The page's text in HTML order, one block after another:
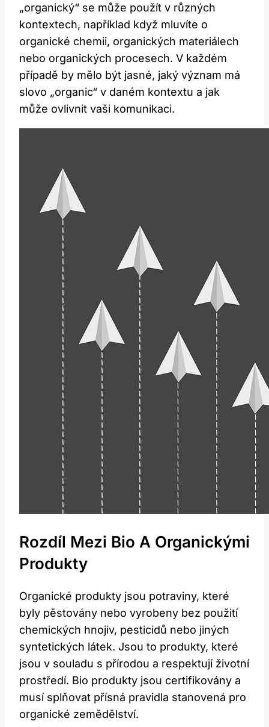
„organický“ se může použít v různých
kontextech, například když mluvíte o
organické chemii, organických materiálech
nebo organických procesech. V každém
případě by mělo být jasné, jaký význam má
slovo „organic“ v daném kontextu a jak
může ovlivnit vaši komunikaci.
Rozdíl Mezi Bio A Organickými
Produkty
Organické produkty jsou potraviny, které
byly pěstovány nebo vyrobeny bez použití
chemických hnojiv, pesticidů nebo jiných
syntetických látek. Jsou to produkty, které
jsou v souladu s přírodou a respektují životní
prostředí. Bio produkty jsou certifikovány a
musí splňovat přísná pravidla stanovená pro
organické zemědělství.